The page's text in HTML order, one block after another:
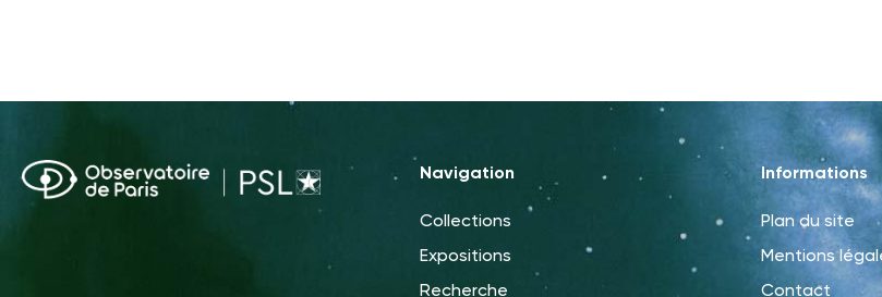
Navigation
Collections
Expositions
Recherche
Informations
Plan du site
Mentions
Contact